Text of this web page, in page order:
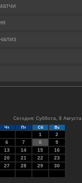
Сегодня: Суббота, 8 Августа
Чт Пт Сб Вс
1
2
6 7 8
9
13 14 15
16
20 21 22
23
27 28 29
30